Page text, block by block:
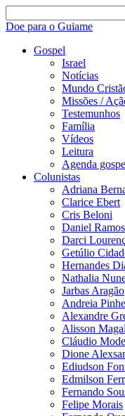
Doe para o Guiame
Gospel
Israel
Notícias
Mundo
Missões /
Testemunhos
Família
Vídeos
Leitura
Agenda
Colunistas
Adriana
Clarice Ebert
Cris Beloni
Daniel Ramos
Darci
Getúlio
Hernandes
Nathalia
Jarbas Aragão
Andreia
Alexandre
Alisson
Cláudio
Dione
Ediudson
Edmilson
Fernando
Felipe Morais